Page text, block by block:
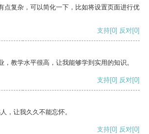
点复杂，可以简化一下，比如将设置页面进行优
支持[0] 反对[0]
，教学水平很高，让我能够学到实用的知识。
支持[0] 反对[0]
，让我久久不能忘怀。
支持[0] 反对[0]